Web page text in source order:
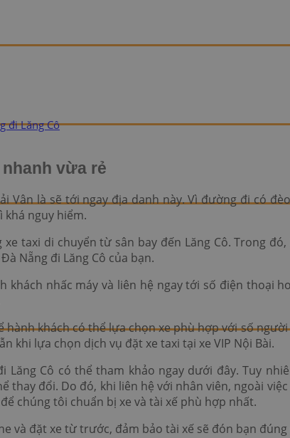
đi Lăng Cô
vừa rẻ
Vân là sẽ tới ngay địa danh này. Vì đường đi có
khá nguy hiểm.
taxi di chuyển từ sân bay đến Lăng Cô. Trong
Nẵng đi Lăng Cô của bạn.
nhấc máy và liên hệ ngay tới số điện thoại
hành khách có thể lựa chọn xe phù hợp với số
khi lựa chọn dịch vụ đặt xe taxi tại xe VIP Nội Bài.
Lăng Cô có thể tham khảo ngay dưới đây. Tuy
đổi. Do đó, khi liên hệ với nhân viên, ngoài
chúng tôi chuẩn bị xe và tài xế phù hợp nhất.
và đặt xe từ trước, đảm bảo tài xế sẽ đón bạn